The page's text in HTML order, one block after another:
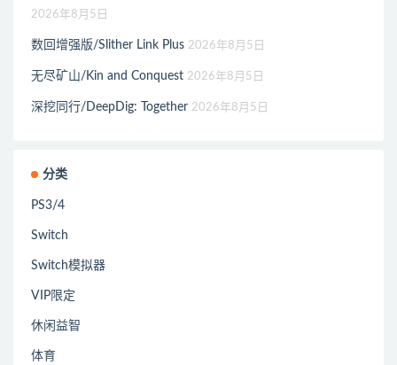
2026年8月5日
数回增强版/Slither Link Plus 2026年8月5日
无尽矿山/Kin and Conquest 2026年8月5日
深挖同行/DeepDig: Together 2026年8月5日
分类
PS3/4
Switch
Switch模拟器
VIP限定
休闲益智
体育